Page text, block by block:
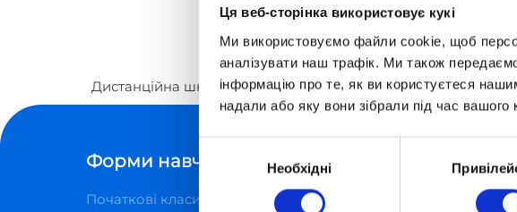
Ця веб-сторінка використовує кукі
Ми використовуємо файли cookie, щоб
аналізувати наш трафік. Ми також
інформацію про те, як ви користуєтеся
надали або яку вони зібрали під час вашого
згоди
Необхідні
Дистанційна школа «Оптіма» Вчителі Тетяна Василівна
Форми навчання
Початкові класи (1-4)
Курси й дозвілля